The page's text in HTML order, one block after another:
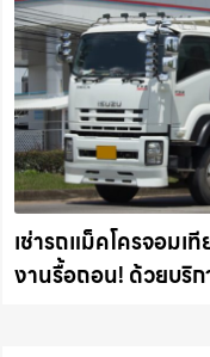
เช่ารถแม็คโครจอม
งานรื้อถอน! ด้วยบริก